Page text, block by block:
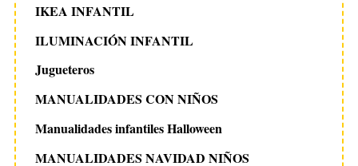
IKEA INFANTIL
ILUMINACIÓN INFANTIL
Jugueteros
MANUALIDADES CON NIÑOS
Manualidades infantiles Halloween
MANUALIDADES NAVIDAD NIÑOS